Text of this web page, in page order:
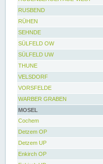
RUSBEND
RÜHEN
SEHNDE
SÜLFELD OW
SÜLFELD UW
THUNE
VELSDORF
VORSFELDE
WARBER GRABEN
MOSEL
Cochem
Detzem OP
Detzem UP
Enkirch OP